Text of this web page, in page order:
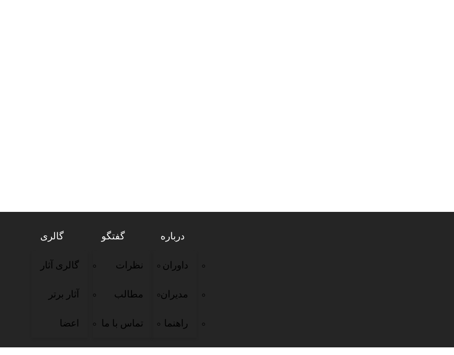
گالری
گالری آثار
آثار برتر
اعضا
گفتگو
نظرات
مطالب
تماس با ما
درباره
داوران
مدیران
راهنما